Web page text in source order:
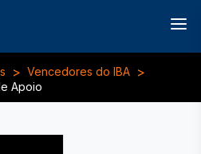
> Vencedores do IBA >
Apoio